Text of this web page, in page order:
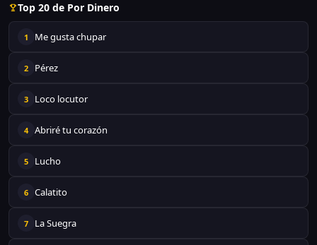
Top 20 de Por Dinero
1 Me gusta chupar
2 Pérez
3 Loco locutor
4 Abriré tu corazón
5 Lucho
6 Calatito
7 La Suegra